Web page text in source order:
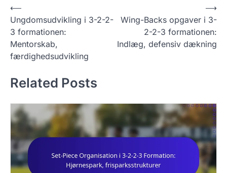
P
o
s
t
a
v
i
g
a
t
⟵
Ungdomsudvikling i 3-2-2-
3 formationen:
Mentorskab,
færdighedsudvikling
Wing-Backs opgaver i 3-
2-2-3 formationen:
Indlæg, defensiv dækning
⟶
Related Posts